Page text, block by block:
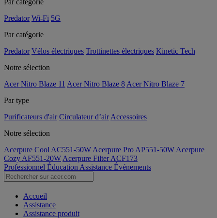
Par catégorie
Predator Wi-Fi 5G
Par catégorie
Predator Vélos électriques Trottinettes électriques Kinetic Tech
Notre sélection
Acer Nitro Blaze 11 Acer Nitro Blaze 8 Acer Nitro Blaze 7
Par type
Purificateurs d'air Circulateur d’air Accessoires
Notre sélection
Acerpure Cool AC551-50W Acerpure Pro AP551-50W Acerpure
Cozy AF551-20W Acerpure Filter ACF173
Professionnel Éducation Assistance Événements
Accueil
Assistance
Assistance produit